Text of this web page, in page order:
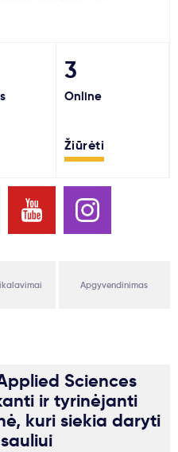
3
Online
Žiūrėti
Apgyvendinimas
Sciences
ir tyrinėjanti
kuri siekia daryti